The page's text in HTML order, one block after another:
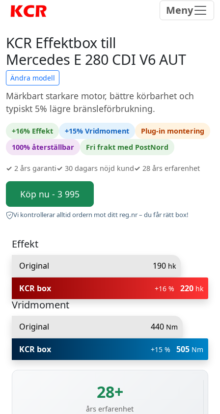
Meny
KCR Effektbox till
Mercedes E 280 CDI V6 AUT
Ändra modell
Märkbart starkare motor, bättre körbarhet och
typiskt 5% lägre bränsleförbrukning.
+16% Effekt +15% Vridmoment
Plug-in montering
100% återställbar
Fri frakt med PostNord
✓ 2 års garanti✓ 30 dagars nöjd kund✓ 28 års erfarenhet
Köp nu - 3 995
Vi kontrollerar alltid ordern mot ditt reg.nr – du får rätt box!
Effekt
Original 190 hk
KCR box +16 % 220 hk
Vridmoment
Original 440 Nm
KCR box +15 % 505 Nm
28+
års erfarenhet